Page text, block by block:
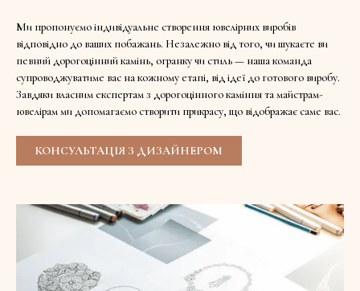
Ми пропонуємо індивідуальне створення ювелірних виробів
відповідно до ваших побажань. Незалежно від того, чи шукаєте ви
певний дорогоцінний камінь, огранку чи стиль — наша команда
супроводжуватиме вас на кожному етапі, від ідеї до готового виробу.
Завдяки власним експертам з дорогоцінного каміння та майстрам-
ювелірам ми допомагаємо створити прикрасу, що відображає саме вас.
КОНСУЛЬТАЦІЯ З ДИЗАЙНЕРОМ